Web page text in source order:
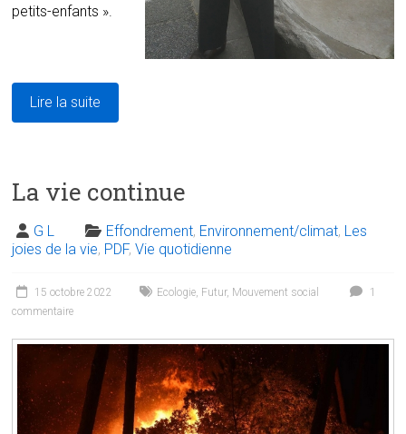
petits-enfants ».
Lire la suite
La vie continue
G L Effondrement, Environnement/climat, Les
joies de la vie, PDF,Vie quotidienne
15 octobre 2022 Ecologie, Futur, Mouvement social
1
commentaire